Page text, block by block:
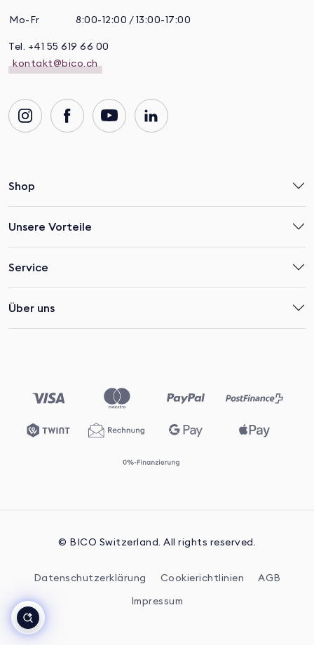
Mo-Fr 8:00-12:00 / 13:00-17:00
Tel. +41 55 619 66 00
kontakt@bico.ch
Shop
Unsere Vorteile
Service
Über uns
© BICO Switzerland. All rights reserved.
Datenschutzerklärung Cookierichtlinien AGB
Impressum